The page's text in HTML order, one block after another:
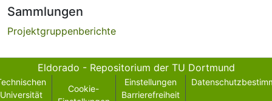
Sammlungen
Projektgruppenberichte
Eldorado - Repositorium der TU Dortmund
Universität
Cookie-
Einstellungen
Barrierefreiheit